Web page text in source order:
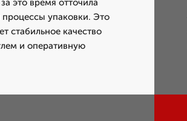
это время отточила
процессы упаковки. Это
стабильное качество
и оперативную